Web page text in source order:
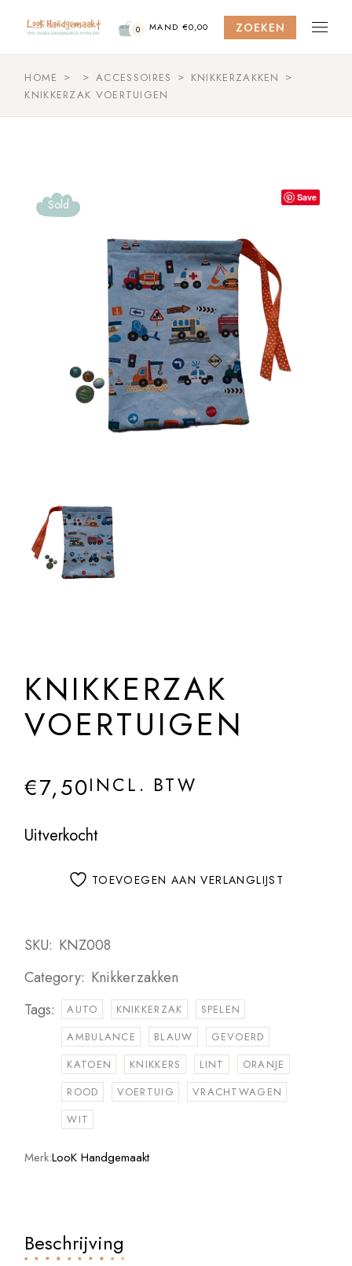
content
0 MAND €0,00 ZOEKEN
HOME ACCESSOIRES
KNIKKERZAKKEN
KNIKKERZAK VOERTUIGEN
Sold Save
KNIKKERZAK
VOERTUIGEN
€7,50INCL. BTW
Uitverkocht
TOEVOEGEN AAN VERLANGLIJST
SKU: KNZ008
Category: Knikkerzakken
Tags:
AUTO KNIKKERZAK
SPELEN
AMBULANCE
BLAUW
GEVOERD
KATOEN
KNIKKERS LINT
ORANJE
ROOD
VOERTUIG
VRACHTWAGEN
WIT
Merk:LooK Handgemaakt
Beschrijving